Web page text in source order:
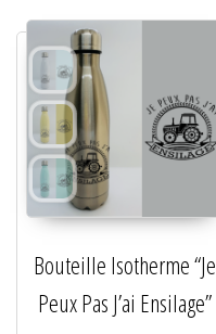
Bouteille Isotherme “Je
Peux Pas J’ai Ensilage”